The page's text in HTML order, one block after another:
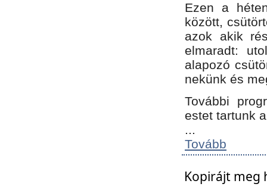
Ezen a
között,
azok akik
elmaradt:
alapozó
nekünk és
További
estet tartunk
...
Tovább
Kopirájt meg